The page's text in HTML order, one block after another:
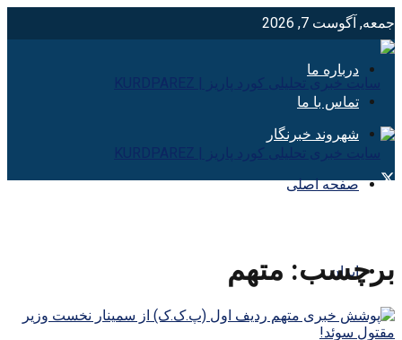
جمعه, آگوست 7, 2026
درباره ما
تماس با ما
شهروند خبرنگار
صفحه اصلی
ایران
برچسب: متهم